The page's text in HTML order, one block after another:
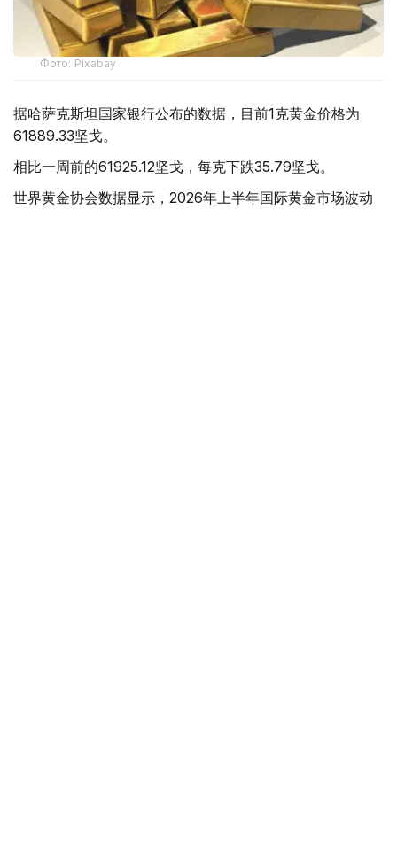
Фото: Pixabay
据哈萨克斯坦国家银行公布的数据，目前1克黄金价格为
61889.33坚戈。
相比一周前的61925.12坚戈，每克下跌35.79坚戈。
世界黄金协会数据显示，2026年上半年国际黄金市场波动